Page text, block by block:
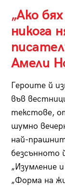
„Ако
никога
Амели
Героите й
във
текстове,
шумно
най-
безсънното
„Изумление
„Форма на